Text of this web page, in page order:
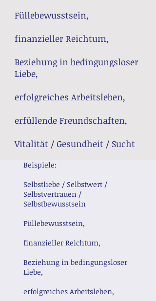
Füllebewusstsein,
finanzieller Reichtum,
Beziehung in bedingungsloser
Liebe,
erfolgreiches Arbeitsleben,
erfüllende Freundschaften,
Vitalität / Gesundheit / Sucht
Beispiele:
Selbstliebe / Selbstwert /
Selbstvertrauen /
Selbstbewusstsein
Füllebewusstsein,
finanzieller Reichtum,
Beziehung in bedingungsloser
Liebe,
erfolgreiches Arbeitsleben,